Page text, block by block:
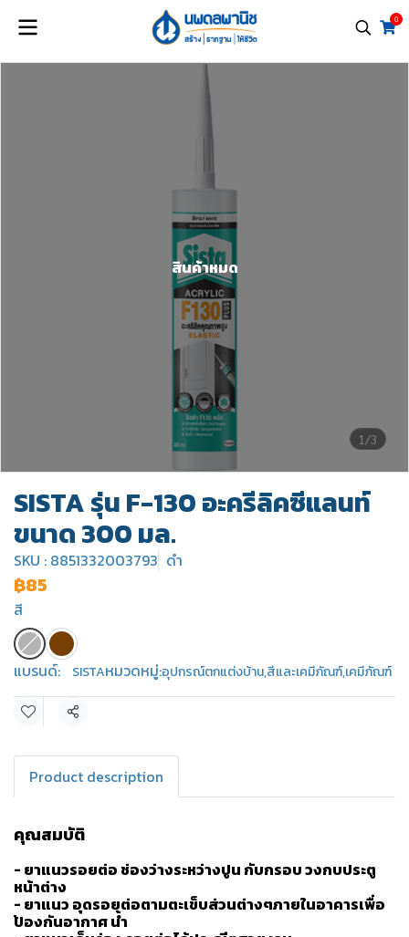
0
1/3
สินค้าหมด
SISTA รุ่น F-130 อะครีลิคซีแลนท์
ขนาด 300 มล.
SKU : 8851332003793 ดำ
฿85
สี
แบรนด์: SISTAหมวดหมู่:อุปกรณ์ตกแต่งบ้าน,สีและเคมีภัณฑ์,เคมีภัณฑ์
แชร์
Product description
คุณสมบัติ
- ยาแนวรอยต่อ ช่องว่างระหว่างปูน กับกรอบ วงกบประตู
หน้าต่าง
- ยาแนว อุดรอยต่อตามตะเข็บส่วนต่างๆภายในอาคารเพื่อ
ป้องกันอากาศ น้ำ